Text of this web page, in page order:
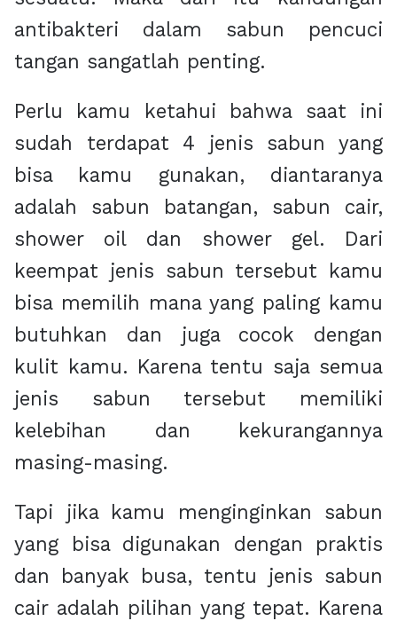
antibakteri dalam sabun pencuci
tangan sangatlah penting.
Perlu kamu ketahui bahwa saat ini
sudah terdapat 4 jenis sabun yang
bisa kamu gunakan, diantaranya
adalah sabun batangan, sabun cair,
shower oil dan shower gel. Dari
keempat jenis sabun tersebut kamu
bisa memilih mana yang paling kamu
butuhkan dan juga cocok dengan
kulit kamu. Karena tentu saja semua
jenis sabun tersebut memiliki
kelebihan dan kekurangannya
masing-masing.
Tapi jika kamu menginginkan sabun
yang bisa digunakan dengan praktis
dan banyak busa, tentu jenis sabun
cair adalah pilihan yang tepat. Karena